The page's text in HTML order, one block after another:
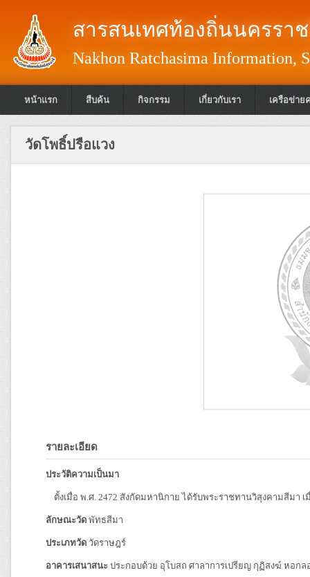
สารสนเทศท้องถิ่นนครรา
Nakhon Ratchasima Information,
หน้าแรก สืบค้น กิจกรรม เกี่ยวกับเรา เครือข่าย
วัดโพธิ์ปรือแวง
รายละเอียด
ประวัติความเป็นมา
ตั้งเมื่อ พ.ศ. 2472 สังกัดมหานิกาย ได้รับพระราชทานวิสุงคามสีมา
ลักษณะวัด พัทธสีมา
ประเภทวัด วัดราษฎร์
อาคารเสนาสนะ ประกอบด้วย อุโบสถ ศาลาการเปรียญ กุฏิสงฆ์ หอก